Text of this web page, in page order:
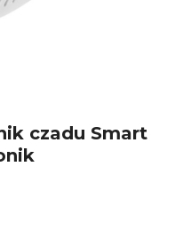
czadu Smart